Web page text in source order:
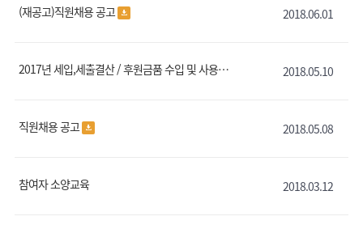
(재공고)직원채용 공고 2018.06.01
2017년 세입,세출결산 / 후원금품 수입 및 사용결과보고 2018.05.10
직원채용 공고 2018.05.08
참여자 소양교육 2018.03.12